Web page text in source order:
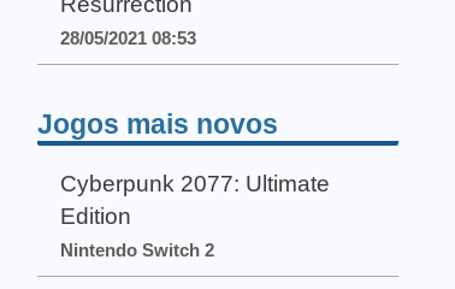
28/05/2021 08:53
Jogos mais novos
Cyberpunk 2077: Ultimate
Edition
Nintendo Switch 2